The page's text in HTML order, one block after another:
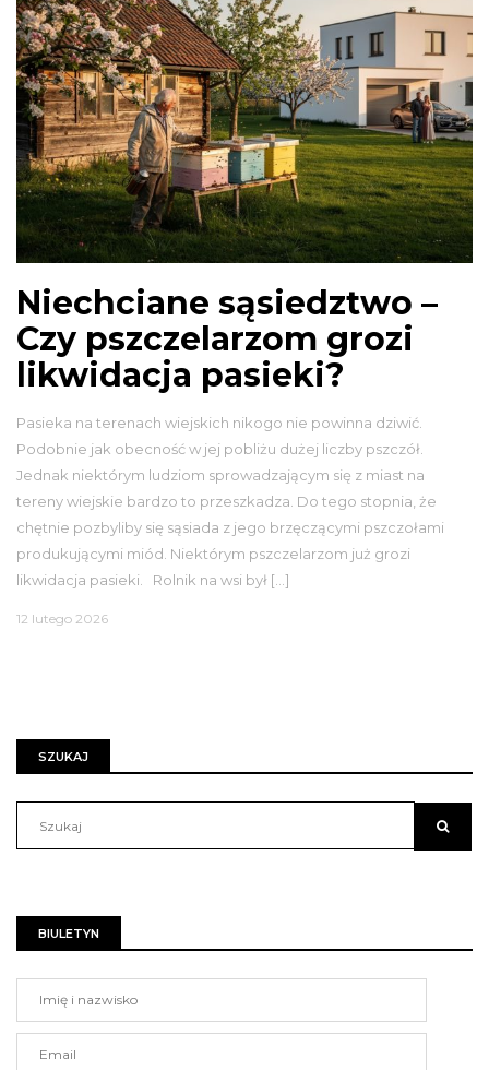
Niechciane sąsiedztwo –
Czy pszczelarzom grozi
likwidacja pasieki?
Pasieka na terenach wiejskich nikogo nie powinna dziwić.
Podobnie jak obecność w jej pobliżu dużej liczby pszczół.
Jednak niektórym ludziom sprowadzającym się z miast na
tereny wiejskie bardzo to przeszkadza. Do tego stopnia, że
chętnie pozbyliby się sąsiada z jego brzęczącymi pszczołami
produkującymi miód. Niektórym pszczelarzom już grozi
likwidacja pasieki. Rolnik na wsi był […]
12 lutego 2026
SZUKAJ
BIULETYN